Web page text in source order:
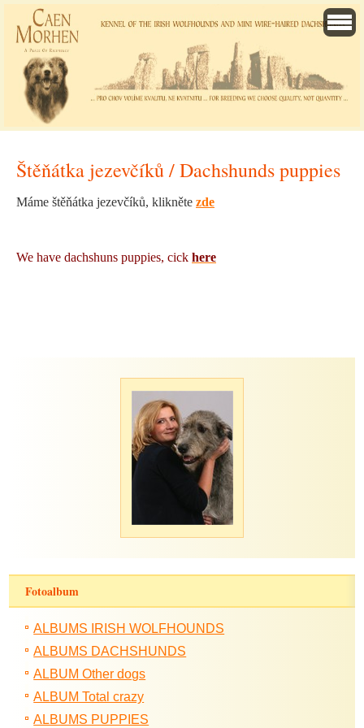
Štěňátka jezevčíků / Dachshunds puppies
Máme štěňátka jezevčíků, klikněte zde
We have dachshuns puppies, cick here
Fotoalbum
ALBUMS IRISH WOLFHOUNDS
ALBUMS DACHSHUNDS
ALBUM Other dogs
ALBUM Total crazy
ALBUMS PUPPIES